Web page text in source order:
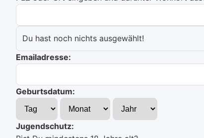
Du hast noch nichts ausgewählt!
Emailadresse:
Geburtsdatum:
Jugendschutz: